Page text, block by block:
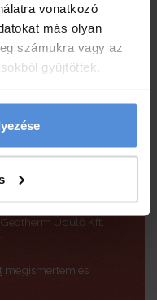
vonatkozó
más olyan
számukra vagy az
gyűjtöttek.
Üdülő Kft.
megismertem és